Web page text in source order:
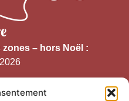
– hors Noël :
2026